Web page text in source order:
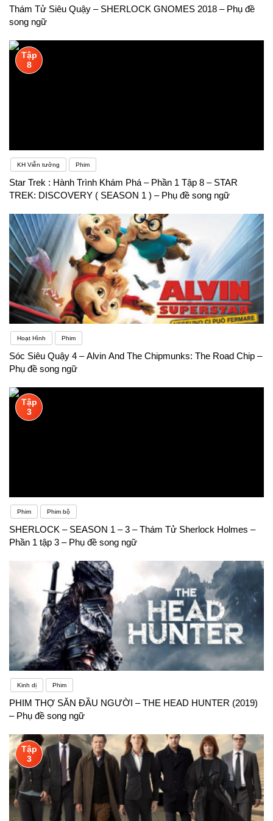
chán nản với tiếng Anh của bạn không phải là do
bạn không yêu thích chúng mà là do chưa học đúng
phương pháp. Quá chú trọng ngữ pháp, chỉ học trên
sách vở, tài liệu tham khảo khô khan… đều là
Thám Tử Siêu Quậy – SHERLOCK GNOMES 2018 – Phụ đề
song ngữ
Tập
8
KH Viễn tưởng Phim
Star Trek : Hành Trình Khám Phá – Phần 1 Tập 8 – STAR
TREK: DISCOVERY ( SEASON 1 ) – Phụ đề song ngữ
Hoạt Hình Phim
Sóc Siêu Quậy 4 – Alvin And The Chipmunks: The Road Chip –
Phụ đề song ngữ
Tập
3
Phim Phim bộ
SHERLOCK – SEASON 1 – 3 – Thám Tử Sherlock Holmes –
Phần 1 tập 3 – Phụ đề song ngữ
Kinh dị Phim
PHIM THỢ SĂN ĐẦU NGƯỜI – THE HEAD HUNTER (2019)
– Phụ đề song ngữ
Tập
3